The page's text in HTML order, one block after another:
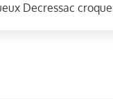
Decressac